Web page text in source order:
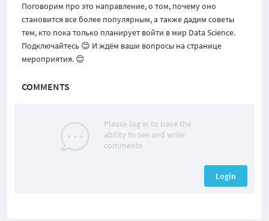
Поговорим про это направление, о том, почему оно
становится все более популярным, а также дадим советы
тем, кто пока только планирует войти в мир Data Science.
Подключайтесь 😊 И ждём ваши вопросы на странице
мероприятия. 😊
COMMENTS
Please log in to have the
ability to see and write
comments
Login